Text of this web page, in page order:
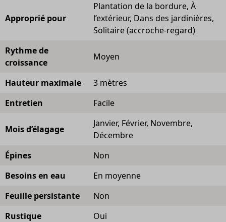
Approprié pour
Plantation de la bordure, À
l’extérieur, Dans des jardinières,
Solitaire (accroche-regard)
Rythme de
croissance
Moyen
Hauteur maximale
3 mètres
Entretien
Facile
Mois d’élagage
Janvier, Février, Novembre,
Décembre
Épines
Non
Besoins en eau
En moyenne
Feuille persistante
Non
Rustique
Oui